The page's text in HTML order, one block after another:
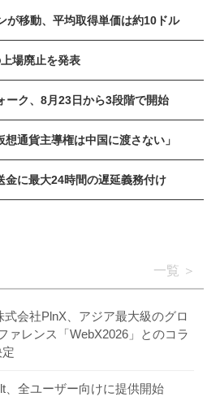
が移動、平均取得単価は約10ドル
場廃止を発表
ーク、8月23日から3段階で開始
想通貨主導権は中国に渡さない」
金に最大24時間の遅延義務付け
一覧
式会社PlnX、アジア最大級のグロ
ァレンス「WebX2026」とのコラ
、全ユーザー向けに提供開始